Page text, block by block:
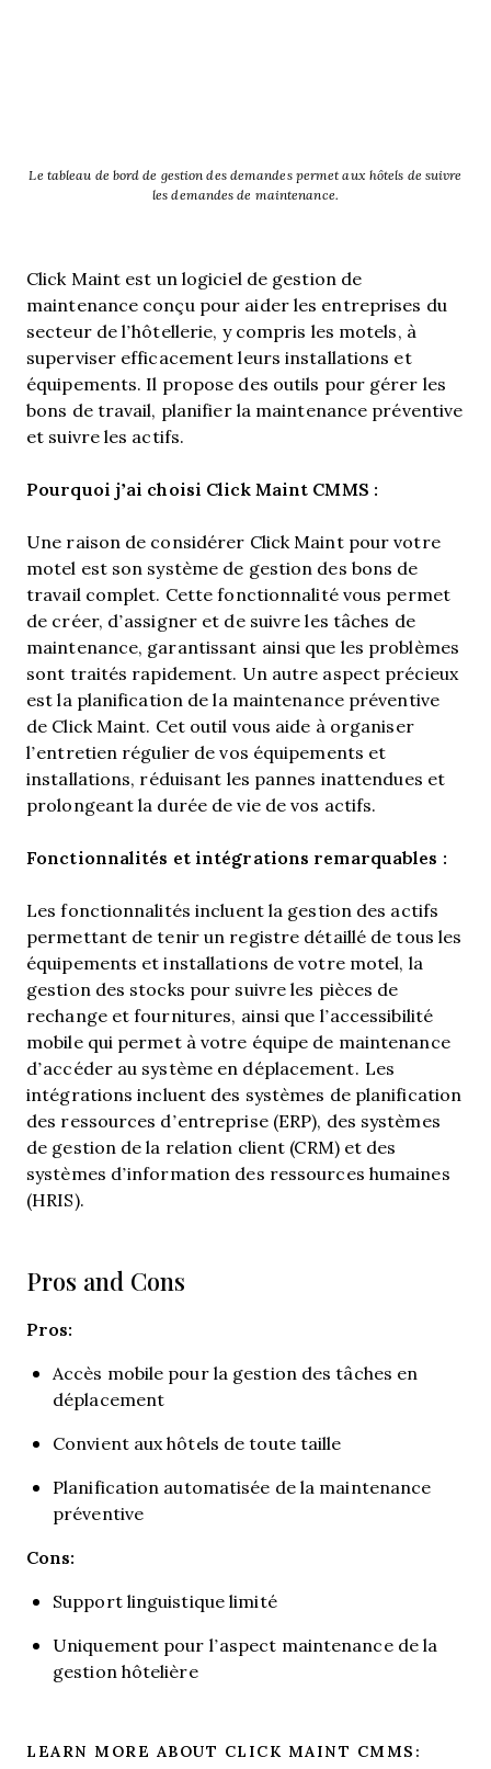
Le tableau de bord de gestion des demandes permet aux hôtels de suivre
les demandes de maintenance.
Click Maint est un logiciel de gestion de
maintenance conçu pour aider les entreprises du
secteur de l’hôtellerie, y compris les motels, à
superviser efficacement leurs installations et
équipements. Il propose des outils pour gérer les
bons de travail, planifier la maintenance préventive
et suivre les actifs.
Pourquoi j’ai choisi Click Maint CMMS :
Une raison de considérer Click Maint pour votre
motel est son système de gestion des bons de
travail complet. Cette fonctionnalité vous permet
de créer, d’assigner et de suivre les tâches de
maintenance, garantissant ainsi que les problèmes
sont traités rapidement. Un autre aspect précieux
est la planification de la maintenance préventive
de Click Maint. Cet outil vous aide à organiser
l’entretien régulier de vos équipements et
installations, réduisant les pannes inattendues et
prolongeant la durée de vie de vos actifs.
Fonctionnalités et intégrations remarquables :
Les fonctionnalités incluent la gestion des actifs
permettant de tenir un registre détaillé de tous les
équipements et installations de votre motel, la
gestion des stocks pour suivre les pièces de
rechange et fournitures, ainsi que l’accessibilité
mobile qui permet à votre équipe de maintenance
d’accéder au système en déplacement. Les
intégrations incluent des systèmes de planification
des ressources d’entreprise (ERP), des systèmes
de gestion de la relation client (CRM) et des
systèmes d’information des ressources humaines
(HRIS).
Pros and Cons
Pros:
Accès mobile pour la gestion des tâches en
déplacement
Convient aux hôtels de toute taille
Planification automatisée de la maintenance
préventive
Cons:
Support linguistique limité
Uniquement pour l’aspect maintenance de la
gestion hôtelière
LEARN MORE ABOUT CLICK MAINT CMMS: